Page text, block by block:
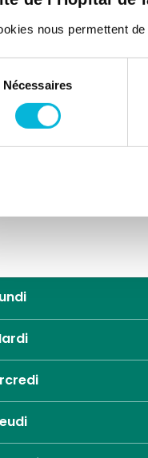
nous permettent
Nécessairesdes
Boulevard du